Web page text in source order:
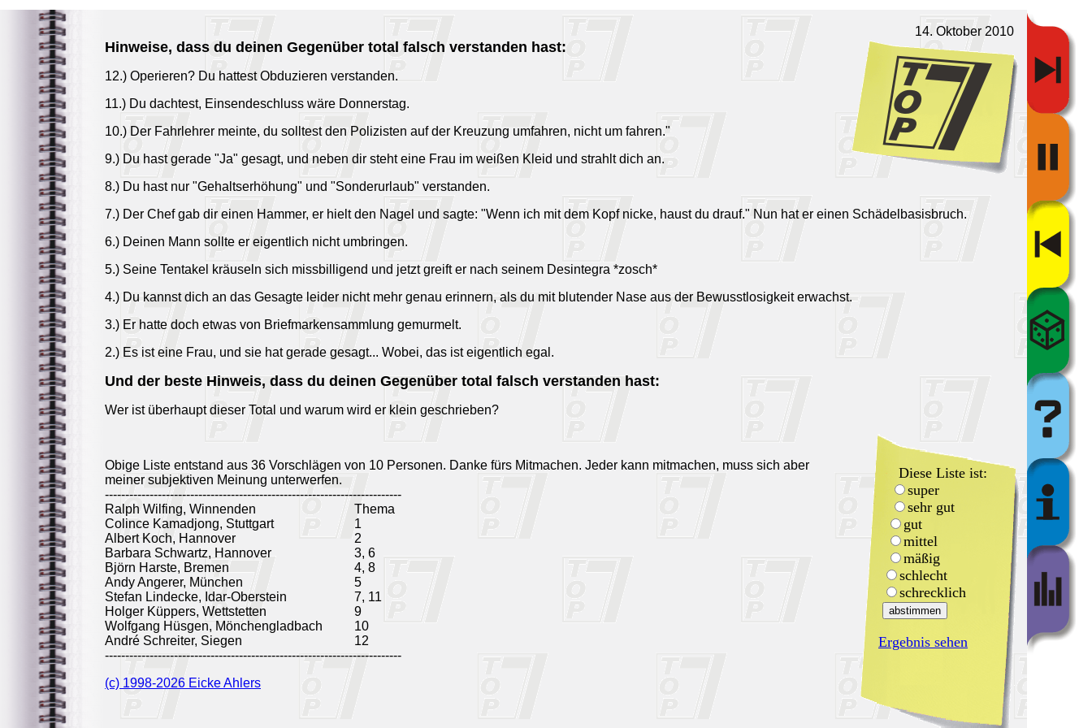
14. Oktober 2010
Hinweise, dass du deinen Gegenüber total falsch verstanden hast:
12.) Operieren? Du hattest Obduzieren verstanden.
11.) Du dachtest, Einsendeschluss wäre Donnerstag.
10.) Der Fahrlehrer meinte, du solltest den Polizisten auf der Kreuzung umfahren, nicht um fahren."
9.) Du hast gerade "Ja" gesagt, und neben dir steht eine Frau im weißen Kleid und strahlt dich an.
8.) Du hast nur "Gehaltserhöhung" und "Sonderurlaub" verstanden.
7.) Der Chef gab dir einen Hammer, er hielt den Nagel und sagte: "Wenn ich mit dem Kopf nicke, haust du drauf." Nun hat er einen Schädelbasisbruch.
6.) Deinen Mann sollte er eigentlich nicht umbringen.
5.) Seine Tentakel kräuseln sich missbilligend und jetzt greift er nach seinem Desintegra *zosch*
4.) Du kannst dich an das Gesagte leider nicht mehr genau erinnern, als du mit blutender Nase aus der Bewusstlosigkeit erwachst.
3.) Er hatte doch etwas von Briefmarkensammlung gemurmelt.
2.) Es ist eine Frau, und sie hat gerade gesagt... Wobei, das ist eigentlich egal.
Und der beste Hinweis, dass du deinen Gegenüber total falsch verstanden hast:
Wer ist überhaupt dieser Total und warum wird er klein geschrieben?
Obige Liste entstand aus 36 Vorschlägen von 10 Personen. Danke fürs Mitmachen. Jeder kann mitmachen, muss sich aber
meiner subjektiven Meinung unterwerfen.
-------------------------------------------------------------------------
Ralph Wilfing, Winnenden
Thema
Colince Kamadjong, Stuttgart
1
Albert Koch, Hannover
2
Barbara Schwartz, Hannover
3, 6
Björn Harste, Bremen
4, 8
Andy Angerer, München
5
Stefan Lindecke, Idar-Oberstein
7, 11
Holger Küppers, Wettstetten
9
Wolfgang Hüsgen, Mönchengladbach
10
André Schreiter, Siegen
12
-------------------------------------------------------------------------
(c) 1998-2026 Eicke Ahlers
Diese Liste ist:
super
sehr gut
gut
mittel
mäßig
schlecht
schrecklich
Ergebnis sehen